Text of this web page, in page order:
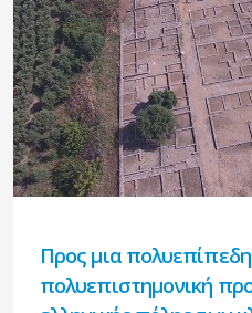
Προς μια πολυεπίπεδη
πολυεπιστημονική